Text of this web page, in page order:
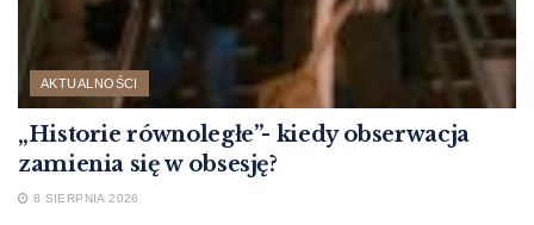
AKTUALNOŚCI
„Historie równoległe”- kiedy obserwacja
zamienia się w obsesję?
8 SIERPNIA 2026